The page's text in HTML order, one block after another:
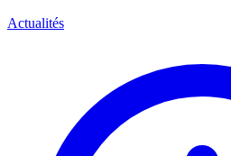
Actualités